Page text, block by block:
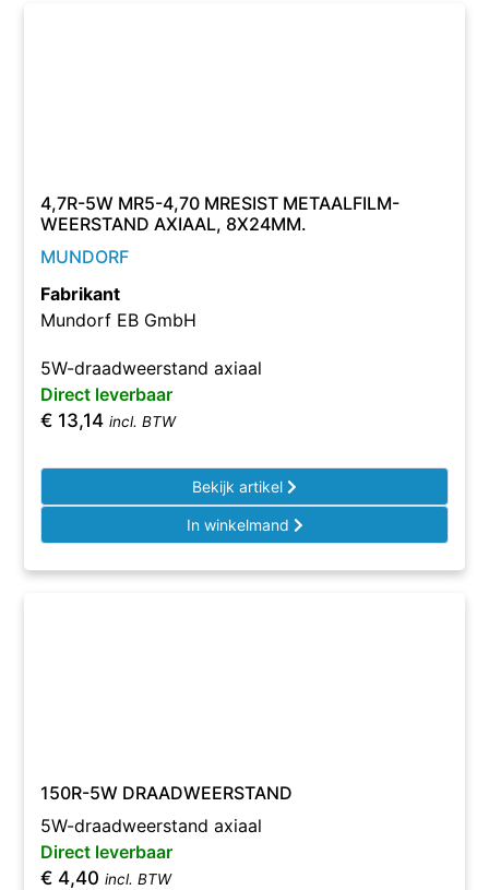
4,7R-5W MR5-4,70 MRESIST METAALFILM-
WEERSTAND AXIAAL, 8X24MM.
MUNDORF
Fabrikant
Mundorf EB GmbH
5W-draadweerstand axiaal
Direct leverbaar
€ 13,14 incl. BTW
Bekijk artikel
In winkelmand
150R-5W DRAADWEERSTAND
5W-draadweerstand axiaal
Direct leverbaar
€ 4,40 incl. BTW